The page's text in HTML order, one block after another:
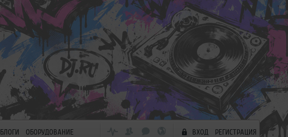
БЛОГИ ОБОРУДОВАНИЕ ВХОД РЕГИСТРАЦИЯ